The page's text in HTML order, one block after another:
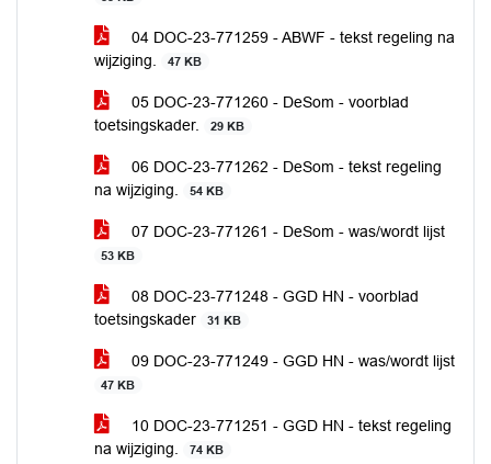
04 DOC-23-771259 - ABWF - tekst regeling na
wijziging.
47 KB
05 DOC-23-771260 - DeSom - voorblad
toetsingskader.
29 KB
06 DOC-23-771262 - DeSom - tekst regeling
na wijziging.
54 KB
07 DOC-23-771261 - DeSom - was/wordt lijst
53 KB
08 DOC-23-771248 - GGD HN - voorblad
toetsingskader
31 KB
09 DOC-23-771249 - GGD HN - was/wordt lijst
47 KB
10 DOC-23-771251 - GGD HN - tekst regeling
na wijziging.
74 KB